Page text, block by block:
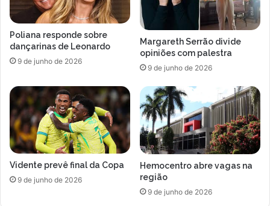
Poliana responde sobre
dançarinas de Leonardo
9 de junho de 2026
Margareth Serrão divide
opiniões com palestra
9 de junho de 2026
Vidente prevê final da Copa
9 de junho de 2026
Hemocentro abre vagas na
região
9 de junho de 2026